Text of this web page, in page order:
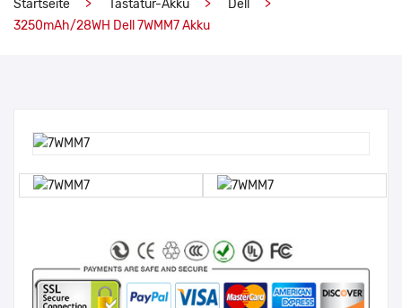
Startseite Tastatur-Akku
Dell
3250mAh/28WH Dell 7WMM7 Akku